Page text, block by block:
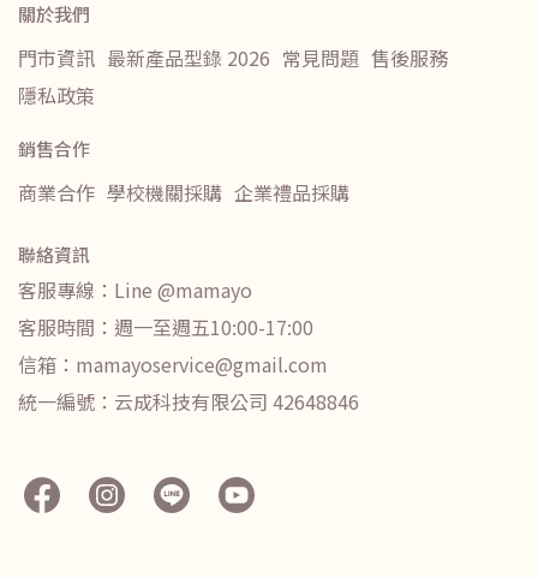
關於我們
門市資訊 最新產品型錄 2026 常見問題 售後服務
隱私政策
銷售合作
商業合作 學校機關採購 企業禮品採購
聯絡資訊
客服專線：Line @mamayo
客服時間：週一至週五10:00-17:00
信箱：mamayoservice@gmail.com
統一編號：云成科技有限公司 42648846